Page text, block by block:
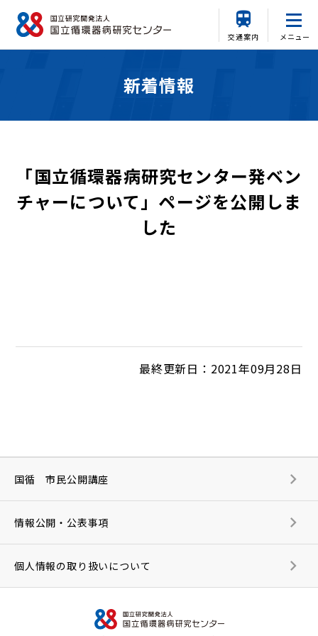
交通案内 メニュー
新着情報
「国立循環器病研究センター発ベン
チャーについて」ページを公開しま
した
最終更新日：2021年09月28日
国循 市民公開講座
情報公開・公表事項
個人情報の取り扱いについて